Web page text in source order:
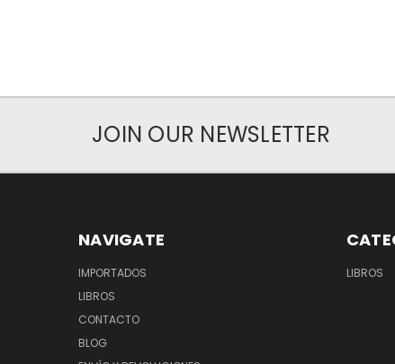
JOIN OUR NEWSLETTER
NAVIGATE
IMPORTADOS
LIBROS
CONTACTO
BLOG
LIBROS